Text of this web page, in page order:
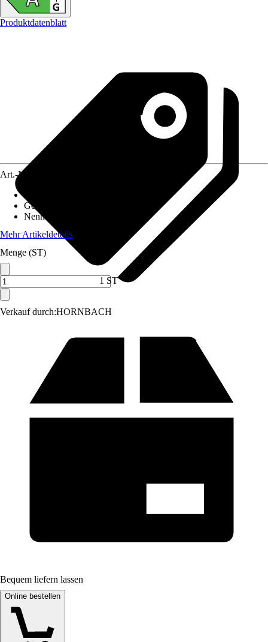
Produktdatenblatt
Verkauf durch:HORNBACH
Art.-Nr.
Gewicht
Nennwärmeleistung
Mehr Artikeldetails
Menge (ST)
1 ST
Bequem liefern lassen
Online bestellen